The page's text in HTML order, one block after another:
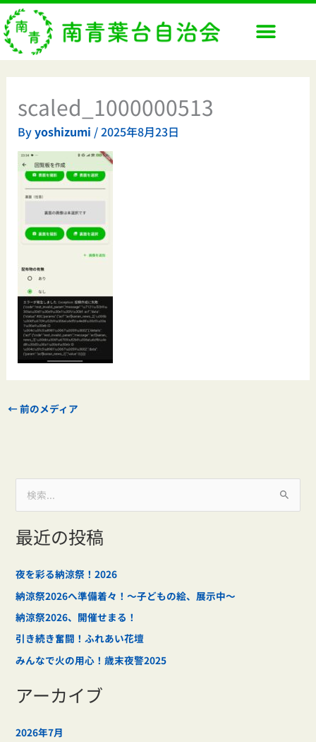
内
容
を
ス
キ
scaled_1000000513
Byyoshizumi /2025年8月23日
←前のメディア
索
対
:
最近の投稿
夜を彩る納涼祭！2026
納涼祭2026へ準備着々！～子どもの絵、展示中～
納涼祭2026、開催せまる！
引き続き奮闘！ふれあい花壇
みんなで火の用心！歳末夜警2025
アーカイブ
2026年7月